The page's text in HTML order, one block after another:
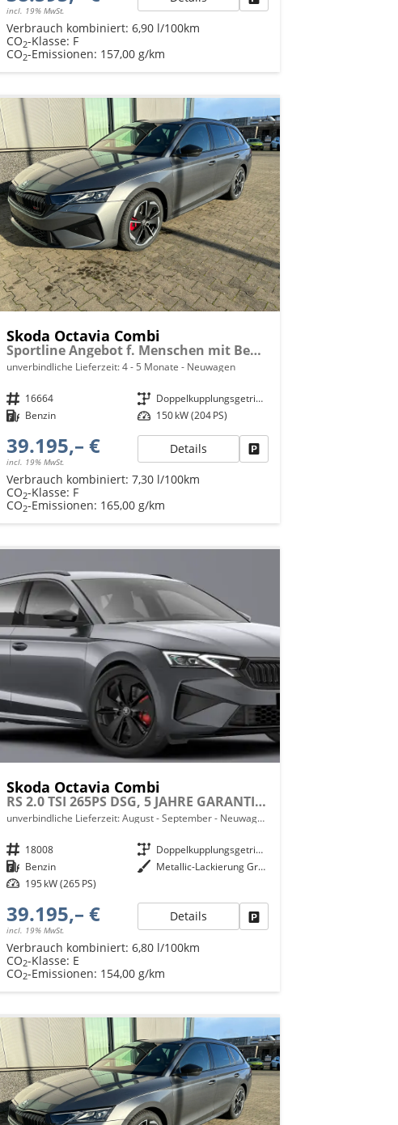
incl. 19% MwSt.
Verbrauch kombiniert:6,90 l/100km
CO2-Klasse: F
CO2-Emissionen: 157,00 g/km
Skoda Octavia Combi
Sportline Angebot f. Menschen mit Behinderung ab 50 %! 2.0 TSI 204PS 4x4 DSG, 17" Alu, MATRIX-LED, Sport-M-Lederlenkrad beheizt, Beheizte Frontscheibe, Winterpaket, SunSet, Parksensoren v/h, Kamera, ACC, Elektr. Heckklappe, Kessy, Alarm
unverbindliche Lieferzeit: 4 - 5 Monate Neuwagen
Fahrzeugnr. 16664 Getriebe
Doppelkupplungsgetriebe (DSG)
Kraftstoff Benzin Leistung 150 kW (204 PS)
39.195,– €
incl. 19% MwSt.
Details Fahrzeug parken
Verbrauch kombiniert:7,30 l/100km
CO2-Klasse: F
CO2-Emissionen: 165,00 g/km
Skoda Octavia Combi
RS 2.0 TSI 265PS DSG, 5 JAHRE GARANTIE, Graphite-Grau, ANHÄNGERKUPPLUNG, 18"Alu, MATRIX-LED, NAVI, Elektr. Heckklappe, ACC, Kessy, Alarm, Climatronic, ParkAssist, PDC, Kamera, Sitzheizung, Privacy-Glas, Netztrennwand, Virtual Cockpit 10"
unverbindliche Lieferzeit: August - September Neuwagen mit Tageszulassung
Fahrzeugnr. 18008 Getriebe
Doppelkupplungsgetriebe (DSG)
Kraftstoff Benzin Außenfarbe
Metallic-Lackierung Graphit-Grau
Leistung 195 kW (265 PS)
39.195,– €
incl. 19% MwSt.
Details Fahrzeug parken
Verbrauch kombiniert:6,80 l/100km
CO2-Klasse: E
CO2-Emissionen: 154,00 g/km